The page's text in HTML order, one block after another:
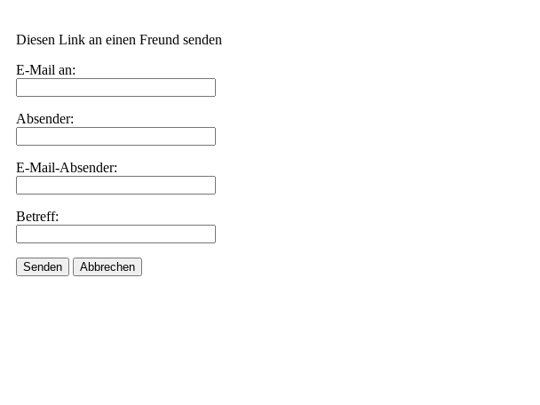
Diesen Link an einen Freund senden
E-Mail an:
Absender:
E-Mail-Absender:
Betreff:
Senden Abbrechen